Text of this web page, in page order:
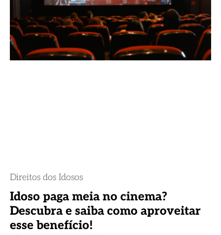
Direitos dos Idosos
Idoso paga meia no cinema?
Descubra e saiba como aproveitar
esse benefício!